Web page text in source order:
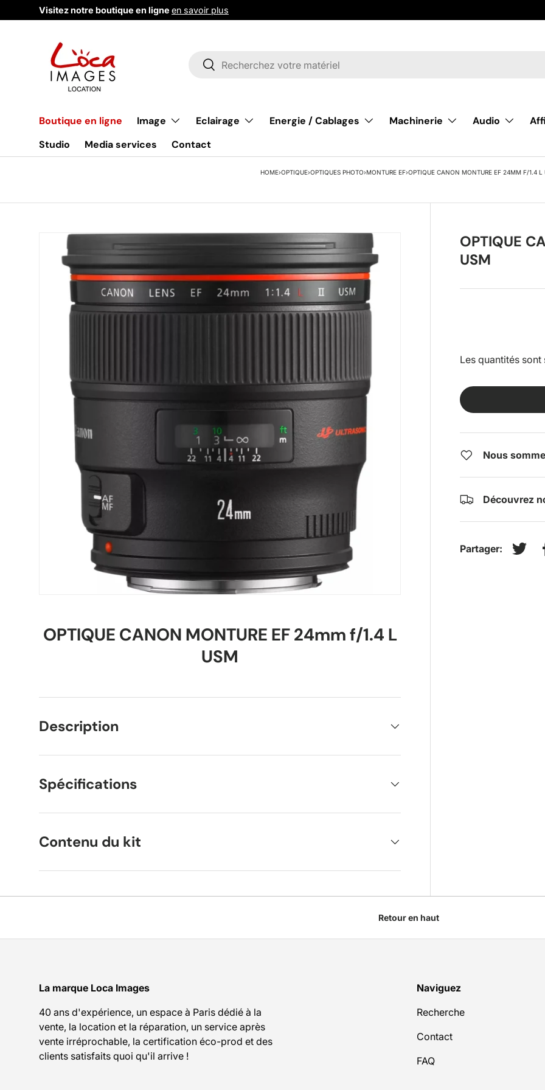
Aller au contenu
Visitez notre boutique en ligne en savoir plus
Recherche
Rechercher
Boutique en ligne Image Eclairage Energie / Cablages Machinerie Audio
Studio
Media services Contact
HOME›OPTIQUE›OPTIQUES PHOTO›MONTURE EF›OPTIQUE CANON MONTURE EF 24MM F/1.4 L
OPTIQUE
USM
Les quantités
Nous
Découvrez
Partager:
OPTIQUE CANON MONTURE EF 24mm f/1.4 L
USM
Description
Spécifications
Contenu du kit
Retour en haut
La marque Loca Images
40 ans d'expérience, un espace à Paris dédié à la
vente, la location et la réparation, un service après
vente irréprochable, la certification éco-prod et des
clients satisfaits quoi qu'il arrive !
Naviguez
Recherche
Contact
FAQ